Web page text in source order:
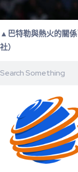
▲巴特勒與熱火的關
社）